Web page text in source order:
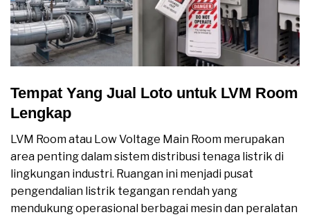
Tempat Yang Jual Loto untuk LVM Room
Lengkap
LVM Room atau Low Voltage Main Room merupakan
area penting dalam sistem distribusi tenaga listrik di
lingkungan industri. Ruangan ini menjadi pusat
pengendalian listrik tegangan rendah yang
mendukung operasional berbagai mesin dan peralatan